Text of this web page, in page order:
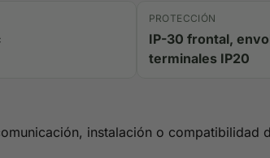
PROTECCIÓN
IP-30 frontal,
terminales IP20
instalación o